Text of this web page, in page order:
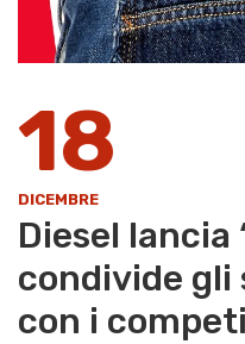
18
DICEMBRE
Diesel lancia
condivide
con i